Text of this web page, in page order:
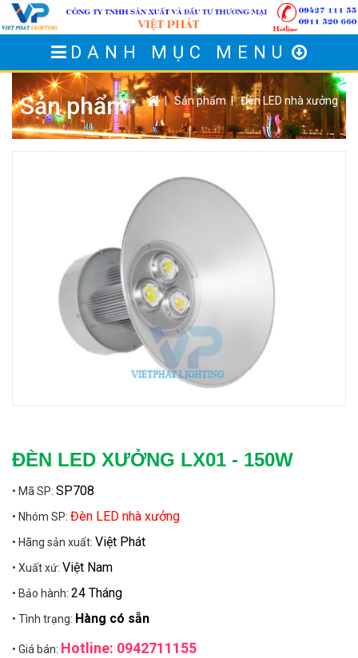
DANH MỤC MENU
Sản phẩm | Sản phẩm|Đèn LED nhà xưởng
ĐÈN LED XƯỞNG LX01 - 150W
• Mã SP: SP708
• Nhóm SP: Đèn LED nhà xưởng
• Hãng sản xuất: Việt Phát
• Xuất xứ: Việt Nam
• Bảo hành: 24 Tháng
• Tình trạng: Hàng có sẵn
• Giá bán: Hotline: 0942711155